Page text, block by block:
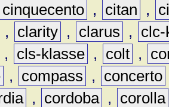
cinquecento , citan ,
, clarity , clarus ,
clc-
, cls-klasse , colt ,
, compass , concerto
, cordoba ,
corolla